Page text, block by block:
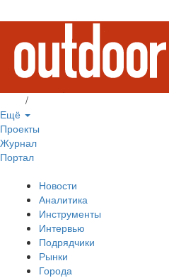
/
Ещё
Проекты
Журнал
Портал
Новости
Аналитика
Инструменты
Интервью
Подрядчики
Рынки
Города